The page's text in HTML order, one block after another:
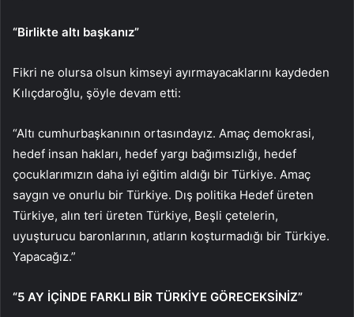
“Birlikte altı başkanız”
Fikri ne olursa olsun kimseyi ayırmayacaklarını kaydeden
Kılıçdaroğlu, şöyle devam etti:
“Altı cumhurbaşkanının ortasındayız. Amaç demokrasi,
hedef insan hakları, hedef yargı bağımsızlığı, hedef
çocuklarımızın daha iyi eğitim aldığı bir Türkiye. Amaç
saygın ve onurlu bir Türkiye. Dış politika Hedef üreten
Türkiye, alın teri üreten Türkiye, Beşli çetelerin,
uyuşturucu baronlarının, atların koşturmadığı bir Türkiye.
Yapacağız.”
“5 AY İÇİNDE FARKLI BİR TÜRKİYE GÖRECEKSİNİZ”